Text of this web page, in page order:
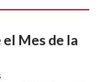
Mes de la